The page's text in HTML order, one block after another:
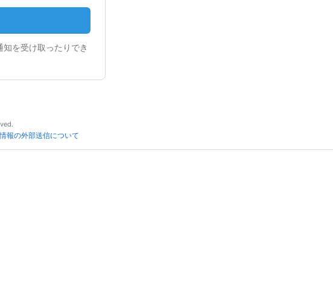
を受け取ったりでき
報の外部送信について